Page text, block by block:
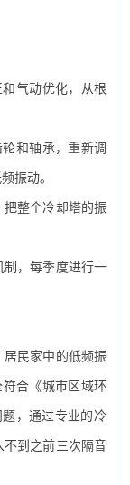
气动优化，从根
和轴承，重新调
振动。
整个冷却塔的振
，每季度进行一
民家中的低频振
合《城市区域环
，通过专业的‌冷
到之前三次隔音